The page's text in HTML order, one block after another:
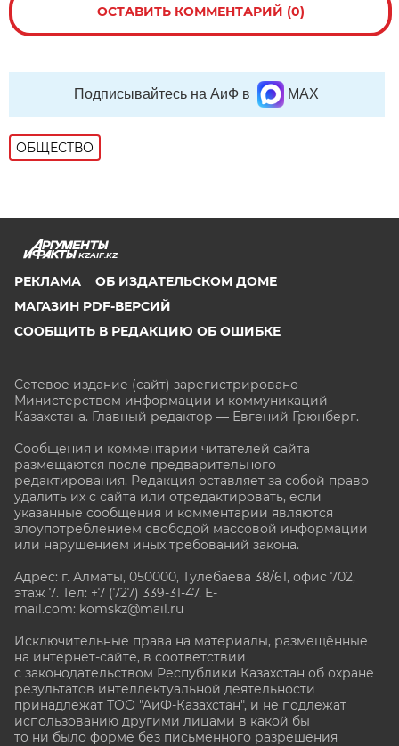
ОСТАВИТЬ КОММЕНТАРИЙ (0)
Подписывайтесь на АиФ в MAX
ОБЩЕСТВО
KZAIF.KZ
РЕКЛАМА
ОБ ИЗДАТЕЛЬСКОМ ДОМЕ
МАГАЗИН PDF-ВЕРСИЙ
СООБЩИТЬ В РЕДАКЦИЮ ОБ ОШИБКЕ
Сетевое издание (сайт) зарегистрировано
Министерством информации и коммуникаций
Казахстана. Главный редактор — Евгений Грюнберг.
Сообщения и комментарии читателей сайта
размещаются после предварительного
редактирования. Редакция оставляет за собой право
удалить их с сайта или отредактировать, если
указанные сообщения и комментарии являются
злоупотреблением свободой массовой информации
или нарушением иных требований закона.
Адрес: г. Алматы, 050000, Тулебаева 38/61, офис 702,
этаж 7. Тел: +7 (727) 339-31-47. E-
mail.com: komskz@mail.ru
Исключительные права на материалы, размещённые
на интернет-сайте, в соответствии
с законодательством Республики Казахстан об охране
результатов интеллектуальной деятельности
принадлежат ТОО "АиФ-Казахстан", и не подлежат
использованию другими лицами в какой бы
то ни было форме без письменного разрешения